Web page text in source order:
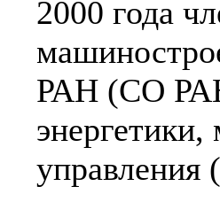
2000 года
РАН (СО
управления